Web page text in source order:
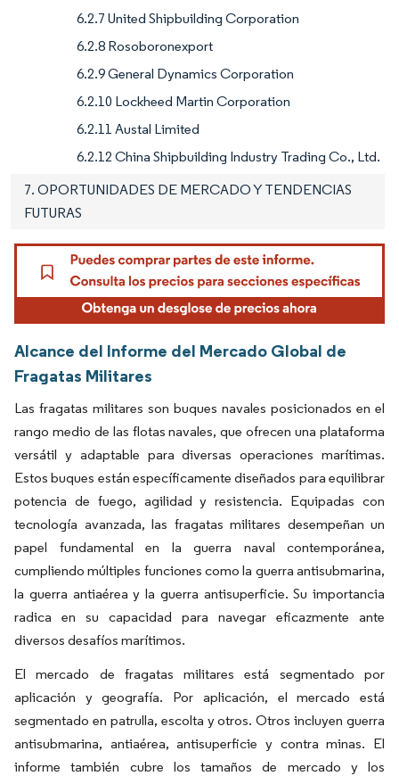
6.2.7 United Shipbuilding Corporation
6.2.8 Rosoboronexport
6.2.9 General Dynamics Corporation
6.2.10 Lockheed Martin Corporation
6.2.11 Austal Limited
6.2.12 China Shipbuilding Industry Trading Co., Ltd.
7. OPORTUNIDADES DE MERCADO Y TENDENCIAS
FUTURAS
Alcance del Informe del Mercado Global de
Fragatas Militares
Las fragatas militares son buques navales posicionados en el
rango medio de las flotas navales, que ofrecen una plataforma
versátil y adaptable para diversas operaciones marítimas.
Estos buques están específicamente diseñados para equilibrar
potencia de fuego, agilidad y resistencia. Equipadas con
tecnología avanzada, las fragatas militares desempeñan un
papel fundamental en la guerra naval contemporánea,
cumpliendo múltiples funciones como la guerra antisubmarina,
la guerra antiaérea y la guerra antisuperficie. Su importancia
radica en su capacidad para navegar eficazmente ante
diversos desafíos marítimos.
El mercado de fragatas militares está segmentado por
aplicación y geografía. Por aplicación, el mercado está
segmentado en patrulla, escolta y otros. Otros incluyen guerra
antisubmarina, antiaérea, antisuperficie y contra minas. El
informe también cubre los tamaños de mercado y los